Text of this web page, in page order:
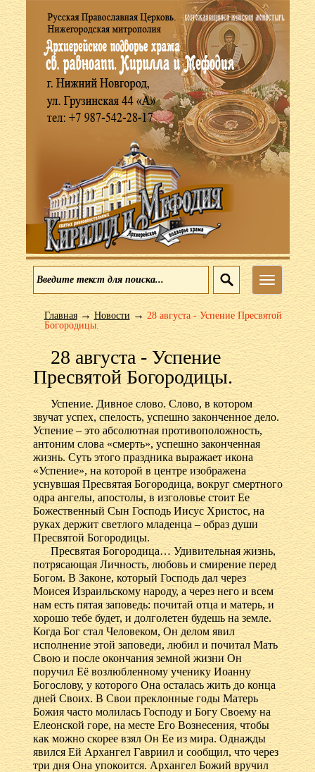
Меню
Главная→Новости→28 августа - Успение Пресвятой
Богородицы.
28 августа - Успение
Пресвятой Богородицы.
Успение. Дивное слово. Слово, в котором
звучат успех, спелость, успешно законченное дело.
Успение – это абсолютная противоположность,
антоним слова «смерть», успешно законченная
жизнь. Суть этого праздника выражает икона
«Успение», на которой в центре изображена
уснувшая Пресвятая Богородица, вокруг смертного
одра ангелы, апостолы, в изголовье стоит Ее
Божественный Сын Господь Иисус Христос, на
руках держит светлого младенца – образ души
Пресвятой Богородицы.
Пресвятая Богородица… Удивительная жизнь,
потрясающая Личность, любовь и смирение перед
Богом. В Законе, который Господь дал через
Моисея Израильскому народу, а через него и всем
нам есть пятая заповедь: почитай отца и матерь, и
хорошо тебе будет, и долголетен будешь на земле.
Когда Бог стал Человеком, Он делом явил
исполнение этой заповеди, любил и почитал Мать
Свою и после окончания земной жизни Он
поручил Её возлюбленному ученику Иоанну
Богослову, у которого Она осталась жить до конца
дней Своих. В Свои преклонные годы Матерь
Божия часто молилась Господу и Богу Своему на
Елеонской горе, на месте Его Вознесения, чтобы
как можно скорее взял Он Ее из мира. Однажды
явился Ей Архангел Гавриил и сообщил, что через
три дня Она упокоится. Архангел Божий вручил